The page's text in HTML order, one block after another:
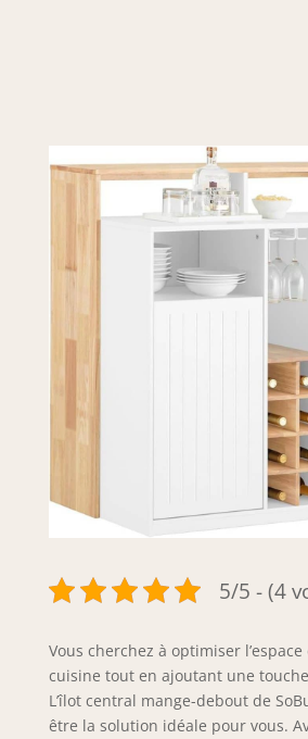
5/5 - (4
Vous cherchez à optimiser
cuisine tout en ajoutant une touche
L’îlot central mange-debout de
être la solution idéale pour vous.